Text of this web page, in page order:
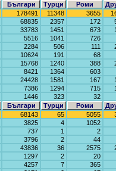
Българи Турци Роми
178491 11348 3655
68835 2357 172
33783 1451 673
5516 1041
726
2284 506 111
10624 191
68
15768 1240 388
8421 1364
603
24428 1581 167
7386 1294 715
1446 323
32
Българи Турци Роми
68143 65 5055
3825 4
1052
737 1
2
3796 2
44
43836 36 2575
1297 2
20
4257 7
365